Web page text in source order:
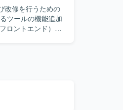
改修を行うための
ロントエンド）を
程に関わること
ャとして